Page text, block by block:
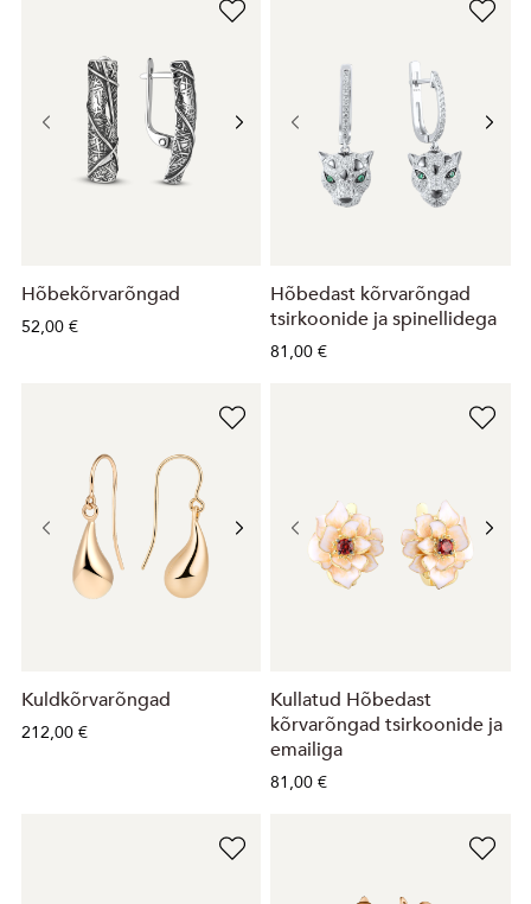
Hõbekõrvarõngad
52,00 €
Hõbedast kõrvarõngad
tsirkoonide ja spinellidega
81,00 €
Kuldkõrvarõngad
212,00 €
Kullatud Hõbedast
kõrvarõngad tsirkoonide ja
emailiga
81,00 €